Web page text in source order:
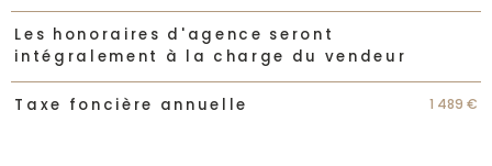
Les honoraires d'agence seront
intégralement à la charge du vendeur
Taxe foncière annuelle 1 489 €